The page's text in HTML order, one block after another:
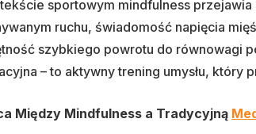
sportowym mindfulness
ruchu, świadomość napięcia
szybkiego powrotu do równowagi
– to aktywny trening umysłu, który
Między Mindfulness a Tradycyjną